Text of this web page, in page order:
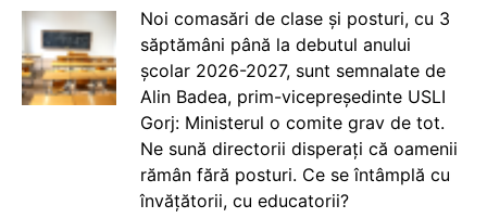
Noi comasări de clase și posturi, cu 3
săptămâni până la debutul anului
școlar 2026-2027, sunt semnalate de
Alin Badea, prim-vicepreședinte USLI
Gorj: Ministerul o comite grav de tot.
Ne sună directorii disperați că oamenii
rămân fără posturi. Ce se întâmplă cu
învățătorii, cu educatorii?